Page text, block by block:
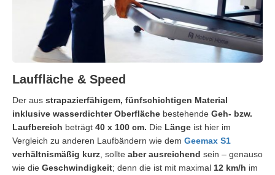
Lauffläche & Speed
Der aus strapazierfähigem, fünfschichtigen Material
inklusive wasserdichter Oberfläche bestehende Geh- bzw.
Laufbereich beträgt 40 x 100 cm. Die Länge ist hier im
Vergleich zu anderen Laufbändern wie dem Geemax S1
verhältnismäßig kurz , sollte aber ausreichend sein – genauso
wie die Geschwindigkeit; denn die ist mit maximal 12 km/h im